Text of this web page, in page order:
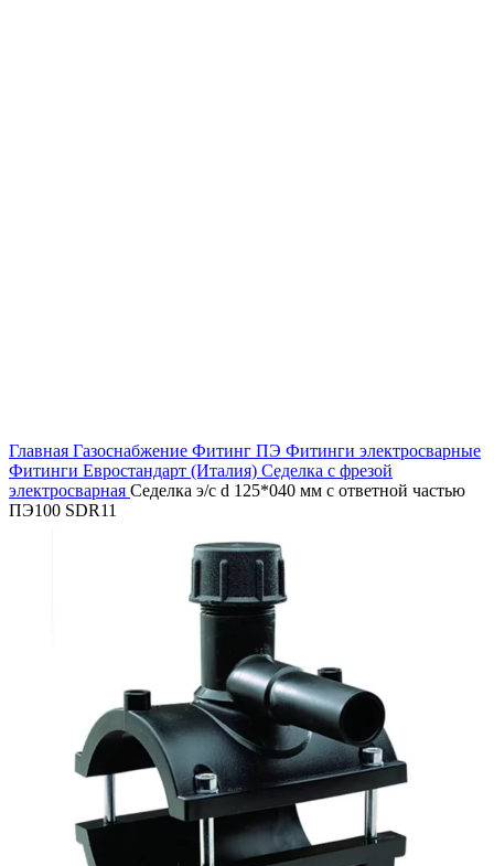
Главная Газоснабжение Фитинг ПЭ Фитинги электросварные
Фитинги Евростандарт (Италия) Седелка с фрезой
электросварная Седелка э/с d 125*040 мм с ответной частью
ПЭ100 SDR11